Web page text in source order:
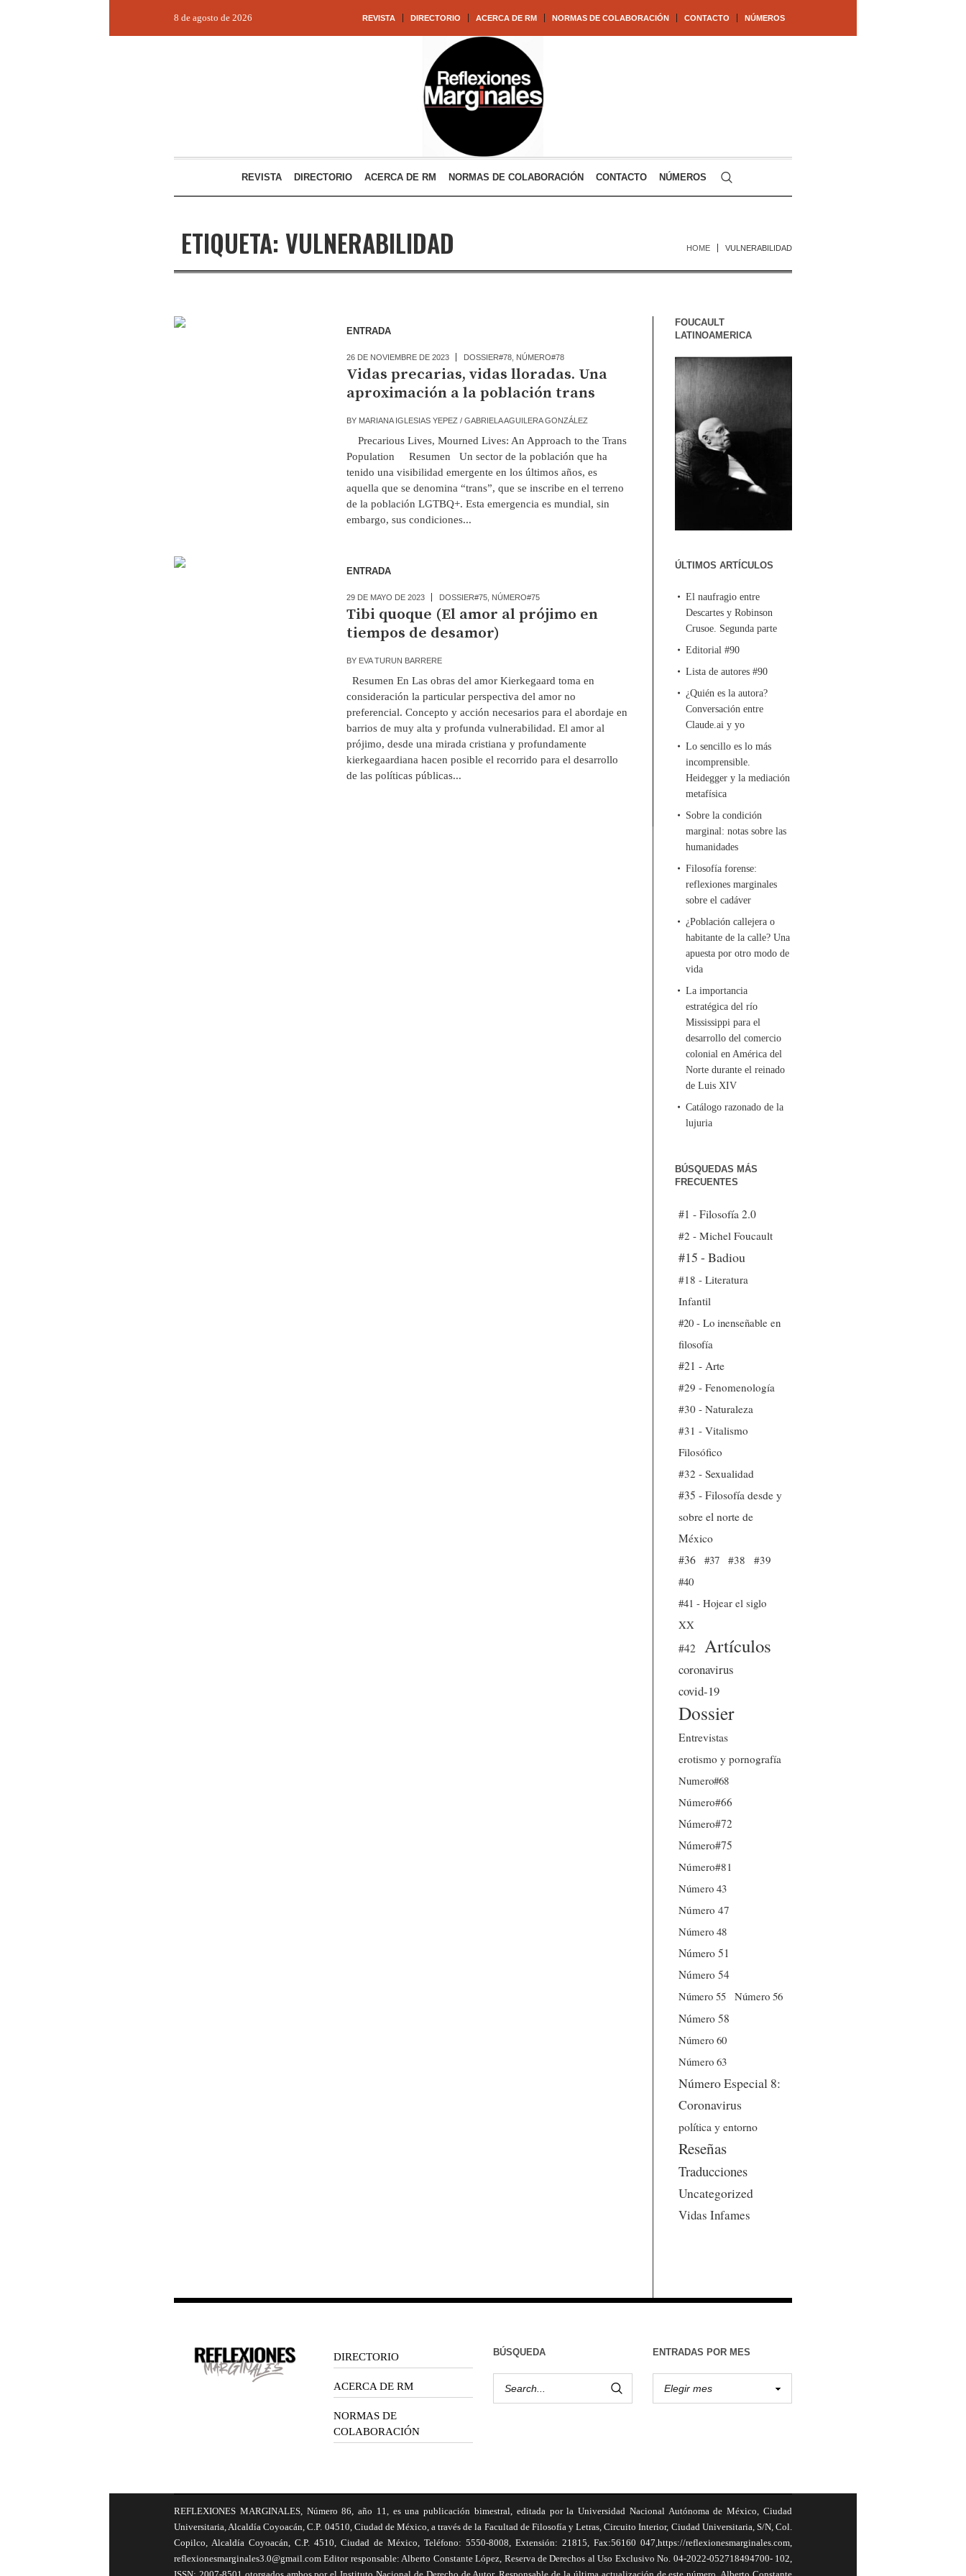
REVISTA DIRECTORIO ACERCA DE RM NORMAS DE COLABORACIÓN CONTACTO NÚMEROS
8 de agosto de 2026
REVISTA DIRECTORIO ACERCA DE RM NORMAS DE COLABORACIÓN CONTACTO NÚMEROS
ETIQUETA: VULNERABILIDAD HOME VULNERABILIDAD
ENTRADA
26 DE NOVIEMBRE DE 2023 DOSSIER#78, NÚMERO#78
Vidas precarias, vidas lloradas. Una
aproximación a la población trans
BY MARIANA IGLESIAS YEPEZ / GABRIELA AGUILERA GONZÁLEZ
Precarious Lives, Mourned Lives: An Approach to the Trans
Population Resumen Un sector de la población que ha
tenido una visibilidad emergente en los últimos años, es
aquella que se denomina “trans”, que se inscribe en el terreno
de la población LGTBQ+. Esta emergencia es mundial, sin
embargo, sus condiciones...
ENTRADA
29 DE MAYO DE 2023 DOSSIER#75, NÚMERO#75
Tibi quoque (El amor al prójimo en
tiempos de desamor)
BY EVA TURUN BARRERE
Resumen En Las obras del amor Kierkegaard toma en
consideración la particular perspectiva del amor no
preferencial. Concepto y acción necesarios para el abordaje en
barrios de muy alta y profunda vulnerabilidad. El amor al
prójimo, desde una mirada cristiana y profundamente
kierkegaardiana hacen posible el recorrido para el desarrollo
de las políticas públicas...
FOUCAULT
LATINOAMERICA
ÚLTIMOS ARTÍCULOS
El naufragio entre
Descartes y Robinson
Crusoe. Segunda parte
Editorial #90
Lista de autores #90
¿Quién es la autora?
Conversación entre
Claude.ai y yo
Lo sencillo es lo más
incomprensible.
Heidegger y la mediación
metafísica
Sobre la condición
marginal: notas sobre las
humanidades
Filosofía forense:
reflexiones marginales
sobre el cadáver
¿Población callejera o
habitante de la calle? Una
apuesta por otro modo de
vida
La importancia
estratégica del río
Mississippi para el
desarrollo del comercio
colonial en América del
Norte durante el reinado
de Luis XIV
Catálogo razonado de la
lujuria
BÚSQUEDAS MÁS
FRECUENTES
#1 - Filosofía 2.0
#2 - Michel Foucault
#15 - Badiou
#18 - Literatura
Infantil
#20 - Lo inenseñable en
filosofía
#21 - Arte
#29 - Fenomenología
#30 - Naturaleza
#31 - Vitalismo
Filosófico
#32 - Sexualidad
#35 - Filosofía desde y
sobre el norte de
México
#36
#37 #38
#39
#40
#41 - Hojear el siglo
XX
#42
Artículos
coronavirus
covid-19
Dossier
Entrevistas
erotismo y pornografía
Numero#68
Número#66
Número#72
Número#75
Número#81
Número 43
Número 47
Número 48
Número 51
Número 54
Número 55
Número 56
Número 58
Número 60
Número 63
Número Especial 8:
Coronavirus
política y entorno
Reseñas
Traducciones
Uncategorized
Vidas Infames
DIRECTORIO
ACERCA DE RM
NORMAS DE
COLABORACIÓN
BÚSQUEDA ENTRADAS POR MES
REFLEXIONES MARGINALES, Número 86, año 11, es una publicación bimestral, editada por la Universidad Nacional Autónoma de México, Ciudad
Universitaria, Alcaldía Coyoacán, C.P. 04510, Ciudad de México, a través de la Facultad de Filosofía y Letras, Circuito Interior, Ciudad Universitaria, S/N, Col.
Copilco, Alcaldía Coyoacán, C.P. 4510, Ciudad de México, Teléfono: 5550-8008, Extensión: 21815, Fax:56160 047,https://reflexionesmarginales.com,
reflexionesmarginales3.0@gmail.com Editor responsable: Alberto Constante López, Reserva de Derechos al Uso Exclusivo No. 04-2022-052718494700- 102,